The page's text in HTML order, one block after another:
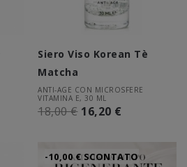
Siero Viso Korean Tè
Matcha
ANTI-AGE CON MICROSFERE
VITAMINA E, 30 ML
18,00 € 16,20 €
-10,00 € SCONTATO